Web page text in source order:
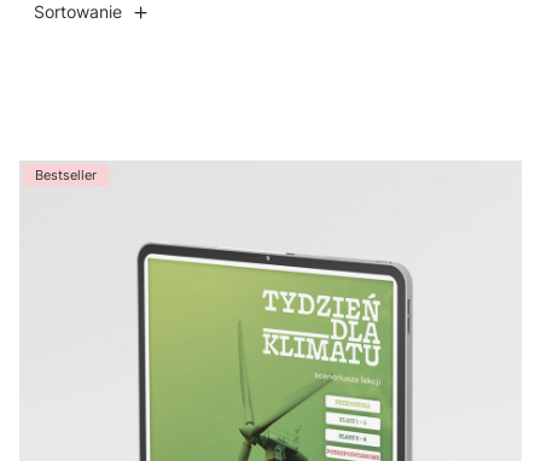
Sortowanie
Lista produktów
Bestseller